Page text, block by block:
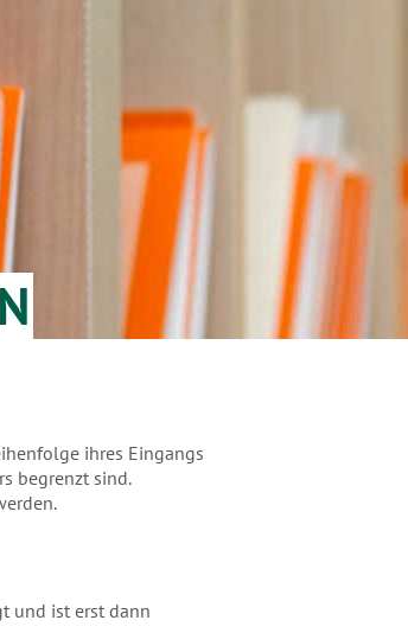
ihres Eingangs
begrenzt sind.
und ist erst dann